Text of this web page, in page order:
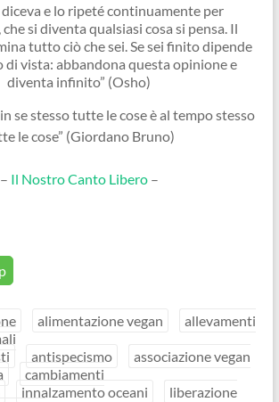
e lo ripeté continuamente per
si diventa qualsiasi cosa si pensa. Il
tutto ciò che sei. Se sei finito dipende
di vista: abbandona questa opinione e
diventa infinito” (Osho)
se stesso tutte le cose è al tempo stesso
le cose” (Giordano Bruno)
– Il Nostro Canto Libero–
alimentazione vegan
allevamenti
antispecismo
associazione vegan
cambiamenti
innalzamento oceani
liberazione